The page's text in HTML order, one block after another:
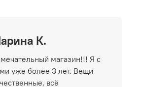
К.
магазин!!! Я с
уже более 3 лет. Вещи
всё